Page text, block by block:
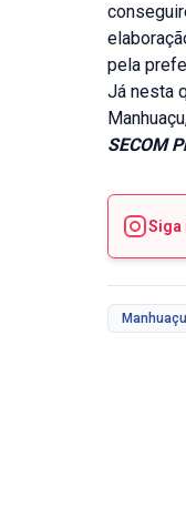
pela
Já nesta
SECOM
Siga
Manhuaçu